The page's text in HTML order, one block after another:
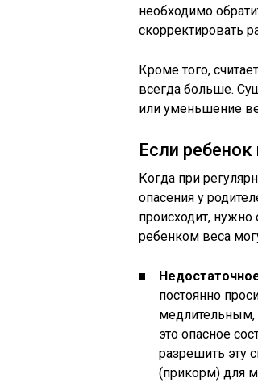
необходимо
скорректировать
Кроме того,
всегда больше.
или уменьшение
Если ребенок
Когда при
опасения у
происходит,
ребенком веса
постоянно
медлительным,
это опасное
разрешить эту
(прикорм) для